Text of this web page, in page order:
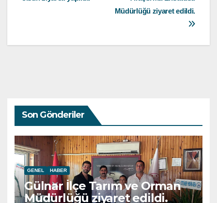
gezinmesi
Müdürlüğü ziyaret edildi.
Son Gönderiler
GENEL HABER
Gülnar İlçe Tarım ve Orman
Müdürlüğü ziyaret edildi.